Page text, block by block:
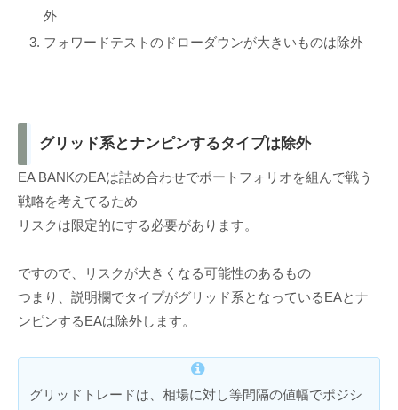
外
フォワードテストのドローダウンが大きいものは除外
グリッド系とナンピンするタイプは除外
EA BANKのEAは詰め合わせでポートフォリオを組んで戦う
戦略を考えてるため
リスクは限定的にする必要があります。
ですので、リスクが大きくなる可能性のあるもの
つまり、説明欄でタイプがグリッド系となっているEAとナ
ンピンするEAは除外します。
グリッドトレードは、相場に対し等間隔の値幅でポジシ